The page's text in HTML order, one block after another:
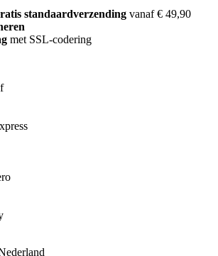
standaardverzending vanaf € 49,90
met SSL-codering